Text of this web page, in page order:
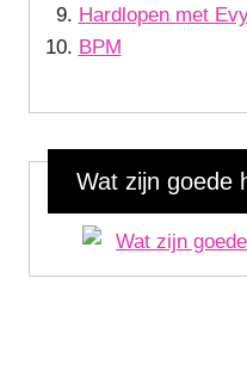
Hardlopen met
BPM
Wat zijn goede